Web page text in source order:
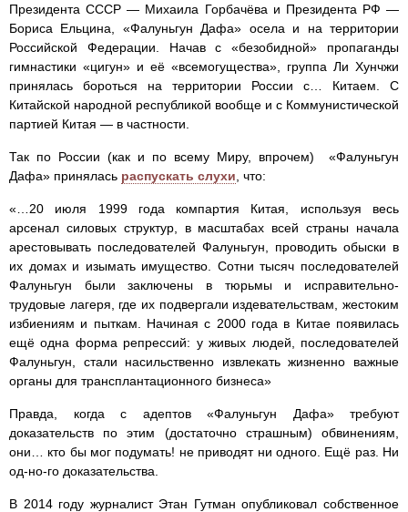
Президента СССР — Михаила Горбачёва и Президента РФ —
Бориса Ельцина, «Фалуньгун Дафа» осела и на территории
Российской Федерации. Начав с «безобидной» пропаганды
гимнастики «цигун» и её «всемогущества», группа Ли Хунчжи
принялась бороться на территории России с… Китаем. С
Китайской народной республикой вообще и с Коммунистической
партией Китая — в частности.
Так по России (как и по всему Миру, впрочем) «Фалуньгун
Дафа» принялась распускать слухи , что:
«…20 июля 1999 года компартия Китая, используя весь
арсенал силовых структур, в масштабах всей страны начала
арестовывать последователей Фалуньгун, проводить обыски в
их домах и изымать имущество. Сотни тысяч последователей
Фалуньгун были заключены в тюрьмы и исправительно-
трудовые лагеря, где их подвергали издевательствам, жестоким
избиениям и пыткам. Начиная с 2000 года в Китае появилась
ещё одна форма репрессий: у живых людей, последователей
Фалуньгун, стали насильственно извлекать жизненно важные
органы для трансплантационного бизнеса»
Правда, когда с адептов «Фалуньгун Дафа» требуют
доказательств по этим (достаточно страшным) обвинениям,
они… кто бы мог подумать! не приводят ни одного. Ещё раз. Ни
од-но-го доказательства.
В 2014 году журналист Этан Гутман опубликовал собственное